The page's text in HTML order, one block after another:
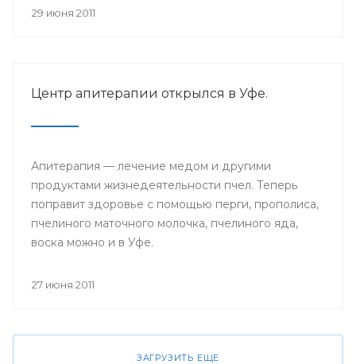
29 июня 2011
Центр апитерапии открылся в Уфе.
Апитерапия — лечение медом и другими
продуктами жизнедеятельности пчел. Теперь
поправит здоровье с помощью перги, прополиса,
пчелиного маточного молочка, пчелиного яда,
воска можно и в Уфе.
27 июня 2011
ЗАГРУЗИТЬ ЕЩЕ